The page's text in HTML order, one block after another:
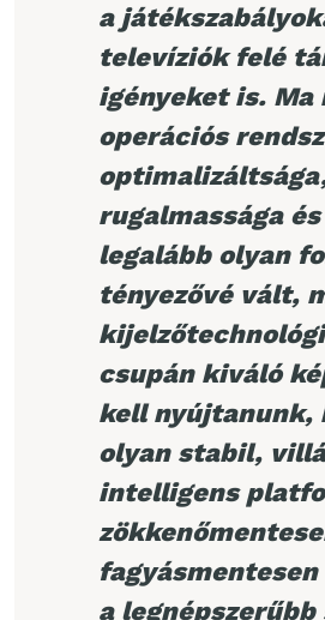
a
televíziók felé
igényeket is. Ma
operációs
rugalmassága
legalább olyan
tényezővé vált,
csupán kiváló
kell nyújtanunk,
olyan stabil,
intelligens
a